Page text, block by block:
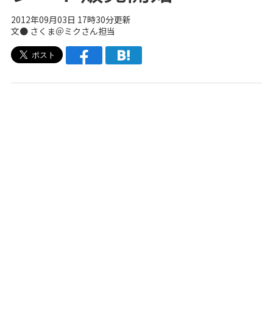
2012年09月03日 17時30分更新
文● さくま＠ミクさん担当